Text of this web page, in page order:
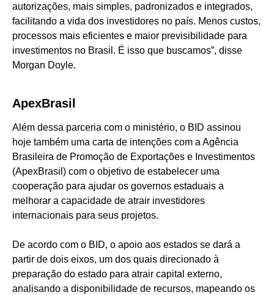
autorizações, mais simples, padronizados e integrados,
facilitando a vida dos investidores no país. Menos custos,
processos mais eficientes e maior previsibilidade para
investimentos no Brasil. É isso que buscamos”, disse
Morgan Doyle.
ApexBrasil
Além dessa parceria com o ministério, o BID assinou
hoje também uma carta de intenções com a Agência
Brasileira de Promoção de Exportações e Investimentos
(ApexBrasil) com o objetivo de estabelecer uma
cooperação para ajudar os governos estaduais a
melhorar a capacidade de atrair investidores
internacionais para seus projetos.
De acordo com o BID, o apoio aos estados se dará a
partir de dois eixos, um dos quais direcionado à
preparação do estado para atrair capital externo,
analisando a disponibilidade de recursos, mapeando os